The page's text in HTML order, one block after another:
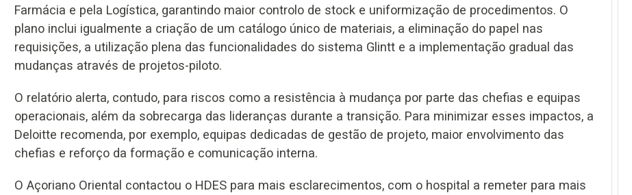
Farmácia e pela Logística, garantindo maior controlo de stock e uniformização de procedimentos. O
plano inclui igualmente a criação de um catálogo único de materiais, a eliminação do papel nas
requisições, a utilização plena das funcionalidades do sistema Glintt e a implementação gradual das
mudanças através de projetos-piloto.
O relatório alerta, contudo, para riscos como a resistência à mudança por parte das chefias e equipas
operacionais, além da sobrecarga das lideranças durante a transição. Para minimizar esses impactos, a
Deloitte recomenda, por exemplo, equipas dedicadas de gestão de projeto, maior envolvimento das
chefias e reforço da formação e comunicação interna.
O Açoriano Oriental contactou o HDES para mais esclarecimentos, com o hospital a remeter para mais